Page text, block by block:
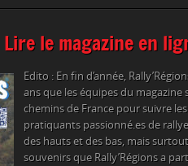
Lire le magazine en
Edito : En fin d’année,
ans que les équipes du
chemins de France pour suivre
pratiquants passionné.es de
des hauts et des bas, mais
souvenirs que Rally’Régions a